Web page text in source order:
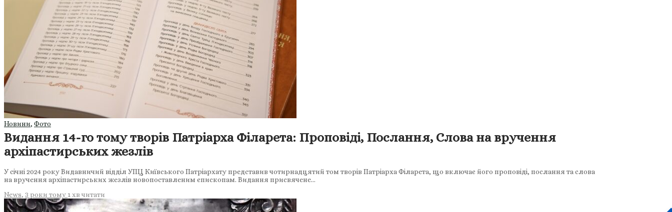
Новини, Фото
Видання 14-го тому творів Патріарха Філарета: Проповіді, Послання, Слова на вручення
архіпастирських жезлів
У січні 2024 року Видавничий відділ УПЦ Київського Патріархату представив чотирнадцятий том творів Патріарха Філарета, що включає його проповіді, послання та слова
на вручення архіпастирських жезлів новопоставленим єпископам. Видання присвячене…
News, 3 роки тому 1 хв читати